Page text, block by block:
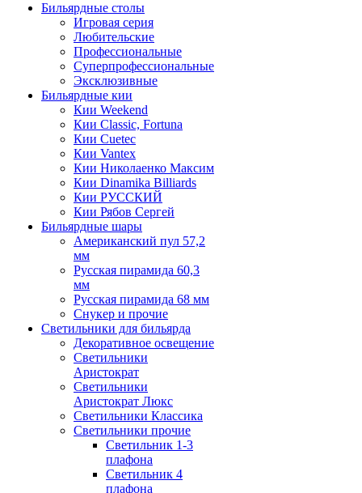
Бильярдные столы
Игровая серия
Любительские
Профессиональные
Суперпрофессиональные
Эксклюзивные
Бильярдные кии
Кии Weekend
Кии Classic, Fortuna
Кии Cuetec
Кии Vantex
Кии Николаенко Максим
Кии Dinamika Billiards
Кии РУССКИЙ
Кии Рябов Сергей
Бильярдные шары
Американский пул 57,2
мм
Русская пирамида 60,3
мм
Русская пирамида 68 мм
Снукер и прочие
Светильники для бильярда
Декоративное освещение
Светильники
Аристократ
Светильники
Аристократ Люкс
Светильники Классика
Светильники прочие
Светильник 1-3
плафона
Светильник 4
плафона